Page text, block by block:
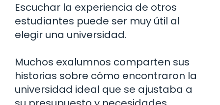
Escuchar la experiencia de otros
estudiantes puede ser muy útil al
elegir una universidad.
Muchos exalumnos comparten sus
historias sobre cómo encontraron la
universidad ideal que se ajustaba a